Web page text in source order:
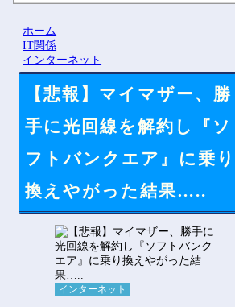
Vチューバーに最近ある変化が起
ホーム
IT関係
インターネット
【悲報】マイマザー、勝
手に光回線を解約し『ソ
フトバンクエア』に乗り
換えやがった結果…..
インターネット